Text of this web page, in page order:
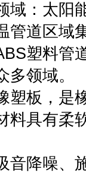
域：太阳
管道区域
塑料管
多领域。
塑板，是
料具有柔
音降噪、